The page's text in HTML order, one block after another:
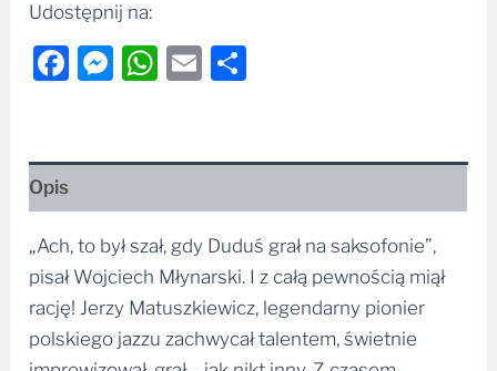
Udostępnij na:
Facebook
Messenger
WhatsApp
Email
Opis
„Ach, to był szał, gdy Duduś grał na saksofonie”,
pisał Wojciech Młynarski. I z całą pewnością miął
rację! Jerzy Matuszkiewicz, legendarny pionier
polskiego jazzu zachwycał talentem, świetnie